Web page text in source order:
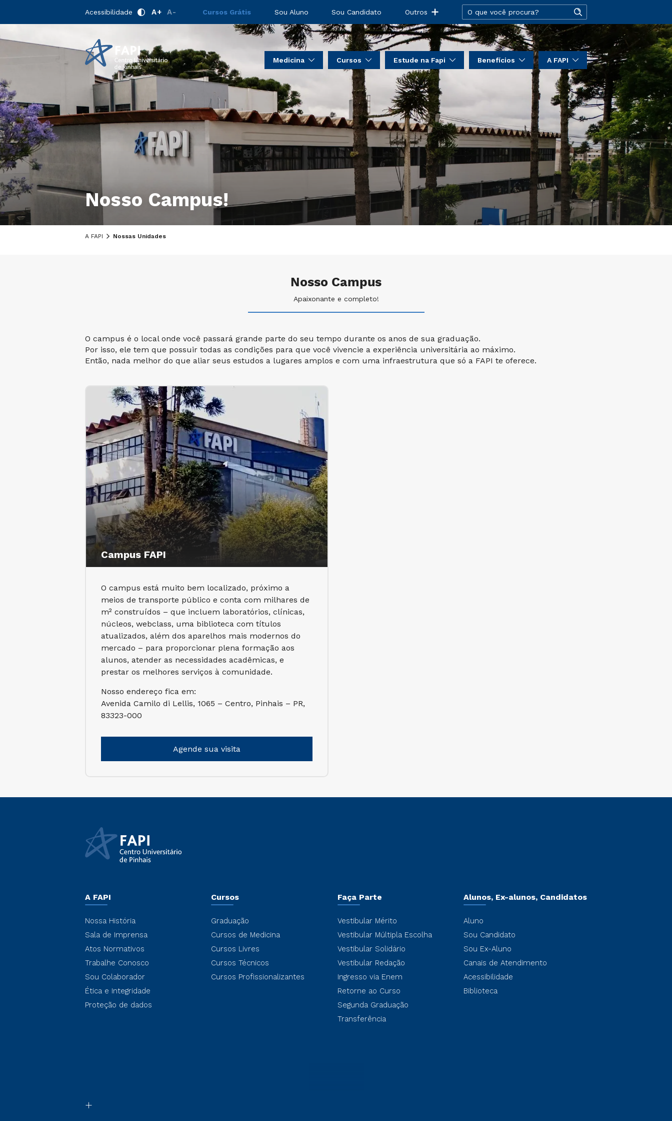
Acessibilidade A+ A- Cursos Grátis Sou Aluno Sou Candidato Outros
Medicina Cursos Estude na Fapi Benefícios A FAPI
Nosso Campus!
A FAPI Nossas Unidades
Nosso Campus
Apaixonante e completo!
O campus é o local onde você passará grande parte do seu tempo durante os anos de sua graduação.
Por isso, ele tem que possuir todas as condições para que você vivencie a experiência universitária ao máximo.
Então, nada melhor do que aliar seus estudos a lugares amplos e com uma infraestrutura que só a FAPI te oferece.
Campus FAPI
O campus está muito bem localizado, próximo a
meios de transporte público e conta com milhares de
m² construídos – que incluem laboratórios, clínicas,
núcleos, webclass, uma biblioteca com títulos
atualizados, além dos aparelhos mais modernos do
mercado – para proporcionar plena formação aos
alunos, atender as necessidades acadêmicas, e
prestar os melhores serviços à comunidade.
Nosso endereço fica em:
Avenida Camilo di Lellis, 1065 – Centro, Pinhais – PR,
83323-000
Agende sua visita
A FAPI
Nossa História
Sala de Imprensa
Atos Normativos
Trabalhe Conosco
Sou Colaborador
Ética e Integridade
Proteção de dados
Cursos
Graduação
Cursos de Medicina
Cursos Livres
Cursos Técnicos
Cursos Profissionalizantes
Faça Parte
Vestibular Mérito
Vestibular Múltipla Escolha
Vestibular Solidário
Vestibular Redação
Ingresso via Enem
Retorne ao Curso
Segunda Graduação
Transferência
Alunos, Ex-alunos, Candidatos
Aluno
Sou Candidato
Sou Ex-Aluno
Canais de Atendimento
Acessibilidade
Biblioteca